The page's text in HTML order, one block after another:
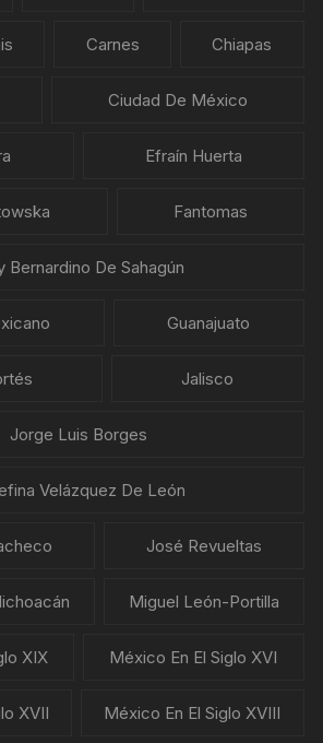
Carnes Chiapas
Ciudad De México
Efraín Huerta
Fantomas
Bernardino De Sahagún
Guanajuato
Jalisco
Jorge Luis Borges
Velázquez De León
José Revueltas
Miguel León-Portilla
XIX México En El Siglo XVI
XVII México En El Siglo XVIII